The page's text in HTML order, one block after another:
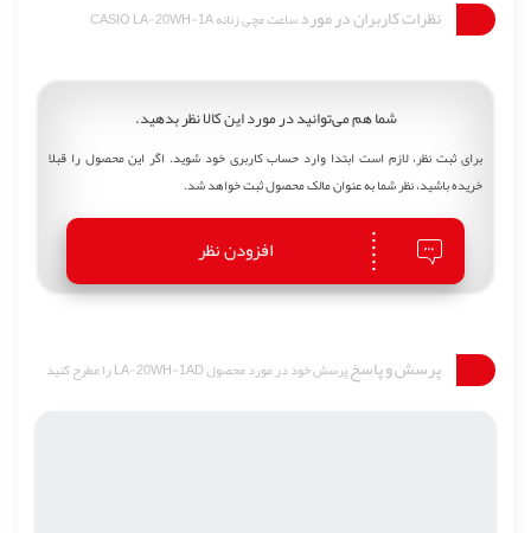
نظرات کاربران در موردساعت مچی زنانه CASIO LA-20WH-1A
شما هم می‌توانید در مورد این کالا نظر بدهید.
برای ثبت نظر، لازم است ابتدا وارد حساب کاربری خود شوید. اگر این محصول را قبلا
خریده باشید، نظر شما به عنوان مالک محصول ثبت خواهد شد.
افزودن نظر
پرسش و پاسخپرسش خود در مورد محصول LA-20WH-1AD را مطرح کنید